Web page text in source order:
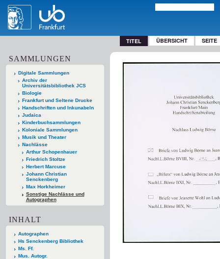
TITEL ÜBERSICHT SEITE
SAMMLUNGEN
Digitale Sammlungen
Archiv der
Universitätsbibliothek JCS
Biologie
Frankfurt und Seltene Drucke
Handschriften und Inkunabeln
Judaica
Kinderbuchsammlungen
Koloniale Sammlungen
Musik und Theater
Nachlässe
Arthur Schopenhauer
Friedrich Stoltze
Herbert Marcuse
Johann Christian
Senckenberg
Max Horkheimer
Sonstige Nachlässe und
Autographen
INHALT
Autographen
Hs Senckenberg Bibliothek
Ms. Ff.
Mus. Autogr.